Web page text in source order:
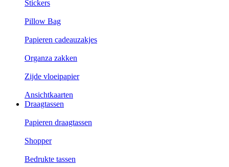
Stickers
Pillow Bag
Papieren cadeauzakjes
Organza zakken
Zijde vloeipapier
Ansichtkaarten
Draagtassen
Papieren draagtassen
Shopper
Bedrukte tassen